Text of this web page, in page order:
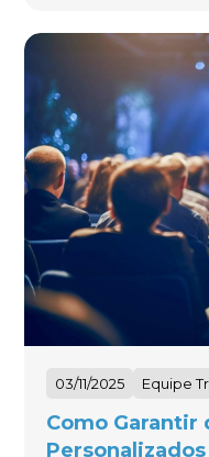
03/11/2025 Equipe
Como Garantir